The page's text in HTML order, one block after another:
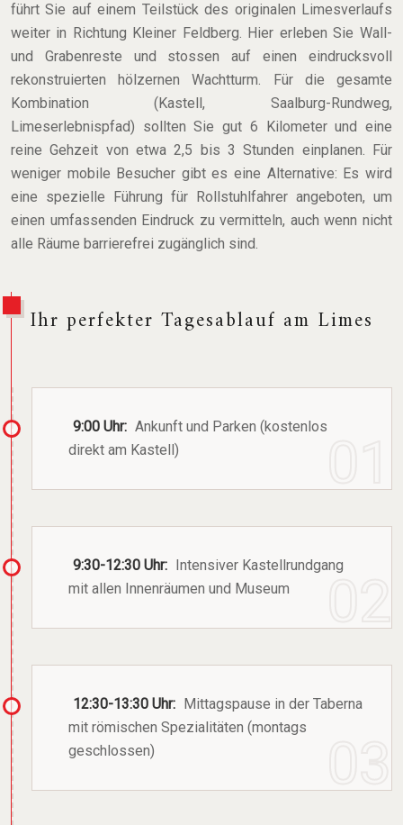
führt Sie auf einem Teilstück des originalen Limesverlaufs
weiter in Richtung Kleiner Feldberg. Hier erleben Sie Wall-
und Grabenreste und stossen auf einen eindrucksvoll
rekonstruierten hölzernen Wachtturm. Für die gesamte
Kombination (Kastell, Saalburg-Rundweg,
Limeserlebnispfad) sollten Sie gut 6 Kilometer und eine
reine Gehzeit von etwa 2,5 bis 3 Stunden einplanen. Für
weniger mobile Besucher gibt es eine Alternative: Es wird
eine spezielle Führung für Rollstuhlfahrer angeboten, um
einen umfassenden Eindruck zu vermitteln, auch wenn nicht
alle Räume barrierefrei zugänglich sind.
Ihr perfekter Tagesablauf am Limes
9:00 Uhr: Ankunft und Parken (kostenlos
direkt am Kastell)
9:30-12:30 Uhr:
Intensiver Kastellrundgang
mit allen Innenräumen und Museum
12:30-13:30 Uhr:
Mittagspause in der Taberna
mit römischen Spezialitäten (montags
geschlossen)